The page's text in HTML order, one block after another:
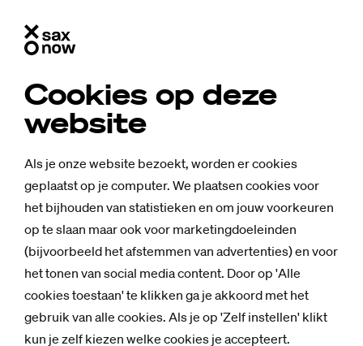
Cookies op deze
website
Als je onze website bezoekt, worden er cookies
geplaatst op je computer. We plaatsen cookies voor
het bijhouden van statistieken en om jouw voorkeuren
op te slaan maar ook voor marketingdoeleinden
(bijvoorbeeld het afstemmen van advertenties) en voor
het tonen van social media content. Door op 'Alle
cookies toestaan' te klikken ga je akkoord met het
gebruik van alle cookies. Als je op 'Zelf instellen' klikt
kun je zelf kiezen welke cookies je accepteert.
Nieuws
Alle categorieën
Nieuws
9 december 2021
Aflevering 3 Het Geheim van Saxion
online: De Gevaren